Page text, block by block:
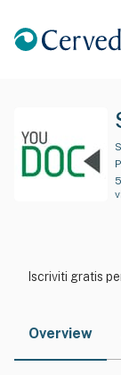
Iscriviti gratis
Overview